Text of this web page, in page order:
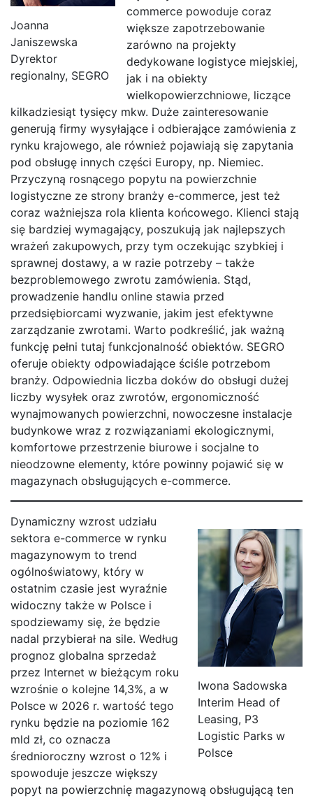
Joanna
Janiszewska
Dyrektor
regionalny, SEGRO
commerce powoduje coraz
większe zapotrzebowanie
zarówno na projekty
dedykowane logistyce miejskiej,
jak i na obiekty
wielkopowierzchniowe, liczące
kilkadziesiąt tysięcy mkw. Duże zainteresowanie
generują firmy wysyłające i odbierające zamówienia z
rynku krajowego, ale również pojawiają się zapytania
pod obsługę innych części Europy, np. Niemiec.
Przyczyną rosnącego popytu na powierzchnie
logistyczne ze strony branży e-commerce, jest też
coraz ważniejsza rola klienta końcowego. Klienci stają
się bardziej wymagający, poszukują jak najlepszych
wrażeń zakupowych, przy tym oczekując szybkiej i
sprawnej dostawy, a w razie potrzeby – także
bezproblemowego zwrotu zamówienia. Stąd,
prowadzenie handlu online stawia przed
przedsiębiorcami wyzwanie, jakim jest efektywne
zarządzanie zwrotami. Warto podkreślić, jak ważną
funkcję pełni tutaj funkcjonalność obiektów. SEGRO
oferuje obiekty odpowiadające ściśle potrzebom
branży. Odpowiednia liczba doków do obsługi dużej
liczby wysyłek oraz zwrotów, ergonomiczność
wynajmowanych powierzchni, nowoczesne instalacje
budynkowe wraz z rozwiązaniami ekologicznymi,
komfortowe przestrzenie biurowe i socjalne to
nieodzowne elementy, które powinny pojawić się w
magazynach obsługujących e-commerce.
Iwona Sadowska
Interim Head of
Leasing, P3
Logistic Parks w
Polsce
Dynamiczny wzrost udziału
sektora e-commerce w rynku
magazynowym to trend
ogólnoświatowy, który w
ostatnim czasie jest wyraźnie
widoczny także w Polsce i
spodziewamy się, że będzie
nadal przybierał na sile. Według
prognoz globalna sprzedaż
przez Internet w bieżącym roku
wzrośnie o kolejne 14,3%, a w
Polsce w 2026 r. wartość tego
rynku będzie na poziomie 162
mld zł, co oznacza
średnioroczny wzrost o 12% i
spowoduje jeszcze większy
popyt na powierzchnię magazynową obsługującą ten